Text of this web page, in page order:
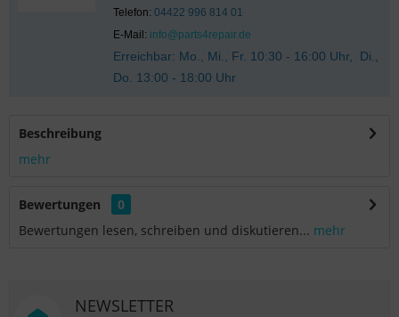
Telefon: 04422 996 814 01
E-Mail: info@parts4repair.de
Erreichbar: Mo., Mi., Fr. 10:30 - 16:00 Uhr, Di.,
Do. 13:00 - 18:00 Uhr
Beschreibung
mehr
Bewertungen
0
Bewertungen lesen, schreiben und diskutieren... mehr
NEWSLETTER